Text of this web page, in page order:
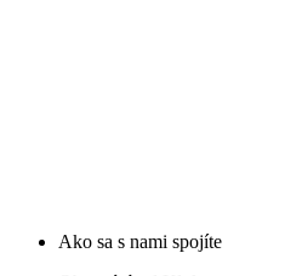
Ako sa s nami spojíte